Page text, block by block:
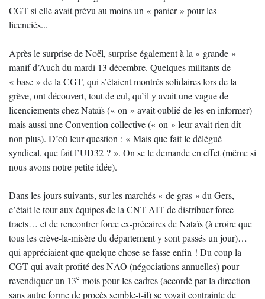
CGT si elle avait prévu au moins un « panier » pour les
licenciés...
Après le surprise de Noël, surprise également à la « grande »
manif d’Auch du mardi 13 décembre. Quelques militants de
« base » de la CGT, qui s’étaient montrés solidaires lors de la
grève, ont découvert, tout de cul, qu’il y avait une vague de
licenciements chez Nataïs (« on » avait oublié de les en informer)
mais aussi une Convention collective (« on » leur avait rien dit
non plus). D’où leur question : « Mais que fait le délégué
syndical, que fait l’UD32 ? ». On se le demande en effet (même si
nous avons notre petite idée).
Dans les jours suivants, sur les marchés « de gras » du Gers,
c’était le tour aux équipes de la CNT-AIT de distribuer force
tracts… et de rencontrer force ex-précaires de Nataïs (à croire que
tous les crève-la-misère du département y sont passés un jour)…
qui appréciaient que quelque chose se fasse enfin ! Du coup la
CGT qui avait profité des NAO (négociations annuelles) pour
revendiquer un 13e mois pour les cadres (accordé par la direction
sans autre forme de procès semble-t-il) se voyait contrainte de